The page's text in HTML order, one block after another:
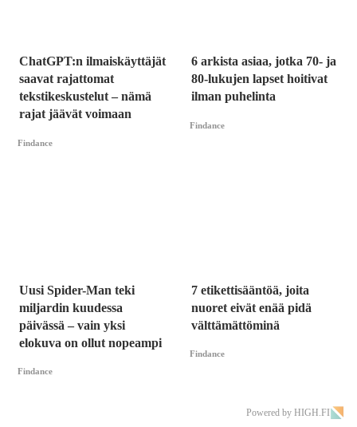
ChatGPT:n ilmaiskäyttäjät
saavat rajattomat
tekstikeskustelut – nämä
rajat jäävät voimaan
Findance
6 arkista asiaa, jotka 70- ja
80-lukujen lapset hoitivat
ilman puhelinta
Findance
Uusi Spider-Man teki
miljardin kuudessa
päivässä – vain yksi
elokuva on ollut nopeampi
Findance
7 etikettisääntöä, joita
nuoret eivät enää pidä
välttämättöminä
Findance
Powered by HIGH.FI